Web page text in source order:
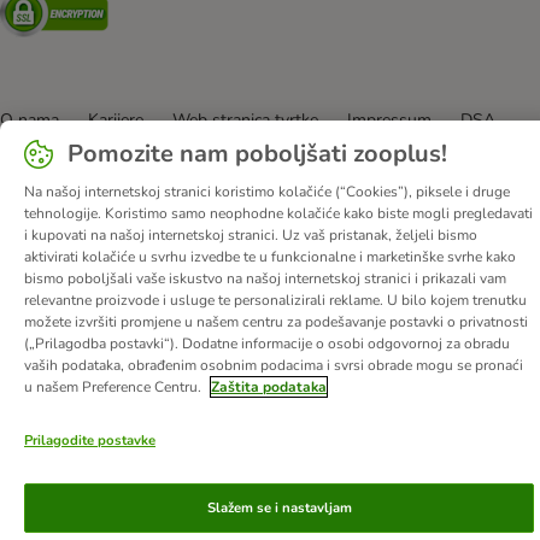
O nama Karijere Web stranica tvrtke Impressum
DSA
Opći uvjeti poslovanja
Odustati od ugovora
Kontakt
Troškovi slanja i vrijeme dostave
Načini plaćanja
Propisi o uklanjanju otpada
Zaštita podataka
Izjava o pristupačnosti
© zooplus SE 2026
Pomozite nam poboljšati zooplus!
Na našoj internetskoj stranici koristimo kolačiće (“Cookies”), piksele i druge
tehnologije. Koristimo samo neophodne kolačiće kako biste mogli pregledavati
i kupovati na našoj internetskoj stranici. Uz vaš pristanak, željeli bismo
aktivirati kolačiće u svrhu izvedbe te u funkcionalne i marketinške svrhe kako
bismo poboljšali vaše iskustvo na našoj internetskoj stranici i prikazali vam
relevantne proizvode i usluge te personalizirali reklame. U bilo kojem trenutku
možete izvršiti promjene u našem centru za podešavanje postavki o privatnosti
(„Prilagodba postavki“). Dodatne informacije o osobi odgovornoj za obradu
vaših podataka, obrađenim osobnim podacima i svrsi obrade mogu se pronaći
u našem Preference Centru. Zaštita podataka
Prilagodite postavke
Slažem se i nastavljam